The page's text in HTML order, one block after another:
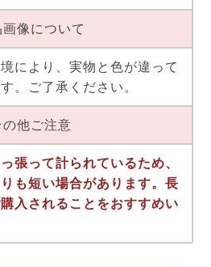
画像について
により、実物と色が違って
。ご了承ください。
の他ご注意
張って計られているため、
も短い場合があります。長
入されることをおすすめい